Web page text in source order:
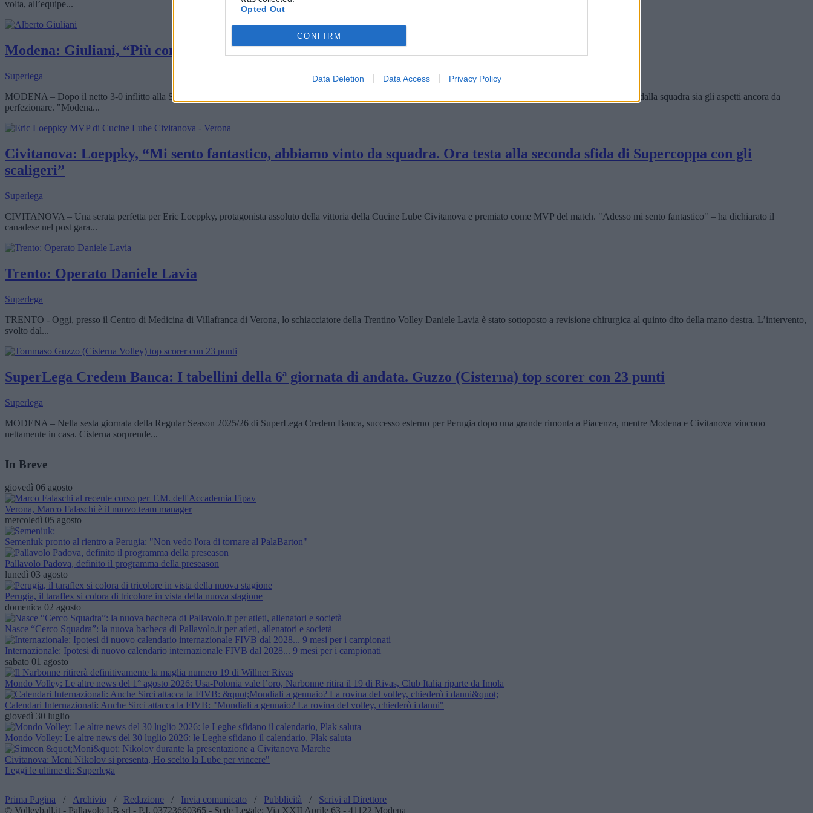
Opted Out
CONFIRM
Data Deletion Data Access Privacy Policy
volta, all’equipe...
Modena: Giuliani, “Più concreti nel contrattacco, ma lo spirito della squadra mi piace”
Superlega
MODENA – Dopo il netto 3-0 inflitto alla Sonepar Padova, il tecnico Alberto Giuliani ha commentato la prova dei suoi giocatori, sottolineando sia la solidità mostrata dalla squadra sia gli aspetti ancora da
perfezionare. "Modena...
Civitanova: Loeppky, “Mi sento fantastico, abbiamo vinto da squadra. Ora testa alla seconda sfida di Supercoppa con gli
scaligeri”
Superlega
CIVITANOVA – Una serata perfetta per Eric Loeppky, protagonista assoluto della vittoria della Cucine Lube Civitanova e premiato come MVP del match. "Adesso mi sento fantastico" – ha dichiarato il
canadese nel post gara...
Trento: Operato Daniele Lavia
Superlega
TRENTO - Oggi, presso il Centro di Medicina di Villafranca di Verona, lo schiacciatore della Trentino Volley Daniele Lavia è stato sottoposto a revisione chirurgica al quinto dito della mano destra. L’intervento,
svolto dal...
SuperLega Credem Banca: I tabellini della 6ª giornata di andata. Guzzo (Cisterna) top scorer con 23 punti
Superlega
MODENA – Nella sesta giornata della Regular Season 2025/26 di SuperLega Credem Banca, successo esterno per Perugia dopo una grande rimonta a Piacenza, mentre Modena e Civitanova vincono
nettamente in casa. Cisterna sorprende...
In Breve
giovedì 06 agosto
Verona, Marco Falaschi è il nuovo team manager
mercoledì 05 agosto
Semeniuk pronto al rientro a Perugia: "Non vedo l'ora di tornare al PalaBarton"
Pallavolo Padova, definito il programma della preseason
lunedì 03 agosto
Perugia, il taraflex si colora di tricolore in vista della nuova stagione
domenica 02 agosto
Nasce “Cerco Squadra”: la nuova bacheca di Pallavolo.it per atleti, allenatori e società
Internazionale: Ipotesi di nuovo calendario internazionale FIVB dal 2028... 9 mesi per i campionati
sabato 01 agosto
Mondo Volley: Le altre news del 1° agosto 2026: Usa-Polonia vale l’oro, Narbonne ritira il 19 di Rivas, Club Italia riparte da Imola
Calendari Internazionali: Anche Sirci attacca la FIVB: "Mondiali a gennaio? La rovina del volley, chiederò i danni"
giovedì 30 luglio
Mondo Volley: Le altre news del 30 luglio 2026: le Leghe sfidano il calendario, Plak saluta
Civitanova: Moni Nikolov si presenta, Ho scelto la Lube per vincere"
Leggi le ultime di: Superlega
Prima Pagina / Archivio / Redazione / Invia comunicato / Pubblicità / Scrivi al Direttore
© Volleyball.it - Pallavolo LB srl - P.I. 03723660365 - Sede Legale: Via XXII Aprile 63 - 41122 Modena